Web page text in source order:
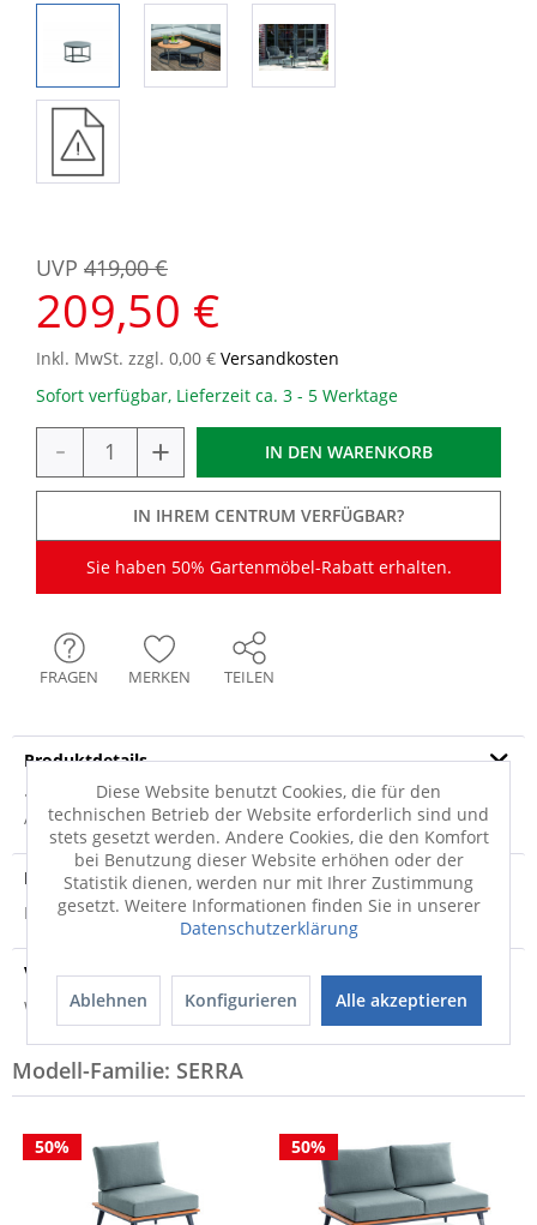
209,50 €
UVP 419,00 €
Inkl. MwSt. zzgl. 0,00 € Versandkosten
Sofort verfügbar, Lieferzeit ca. 3 - 5 Werktage
- + IN DEN WARENKORB
IN IHREM CENTRUM VERFÜGBAR?
Sie haben 50% Gartenmöbel-Rabatt erhalten.
FRAGEN MERKEN TEILEN
Produktdetails
· metallfarben, schwarz · Gestell: Aluminium · Tischplatte:
Aluminium · Plattenstärke: 4mm ·...mehr
Produktsicherheit
Produktsicherheit
Versandinfo
Weitere Informationen zum Versand...
Modell-Familie: SERRA
50% 50%
Diese Website benutzt Cookies, die für den
technischen Betrieb der Website erforderlich sind und
stets gesetzt werden. Andere Cookies, die den Komfort
bei Benutzung dieser Website erhöhen oder der
Statistik dienen, werden nur mit Ihrer Zustimmung
gesetzt. Weitere Informationen finden Sie in unserer
Datenschutzerklärung
Ablehnen Konfigurieren Alle akzeptieren